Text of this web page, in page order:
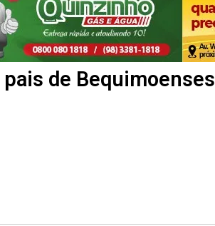
de Bequimoenses